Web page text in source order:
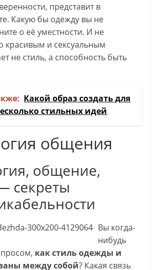
представит в
Какую бы одежду вы не
о её уместности. И не
красивым и сексуальным
не стиль, а способность быть
Какой образ создать для
стильных идей
общения
общение,
секреты
Вы когда-
нибудь
как стиль одежды и
между собой? Какая связь